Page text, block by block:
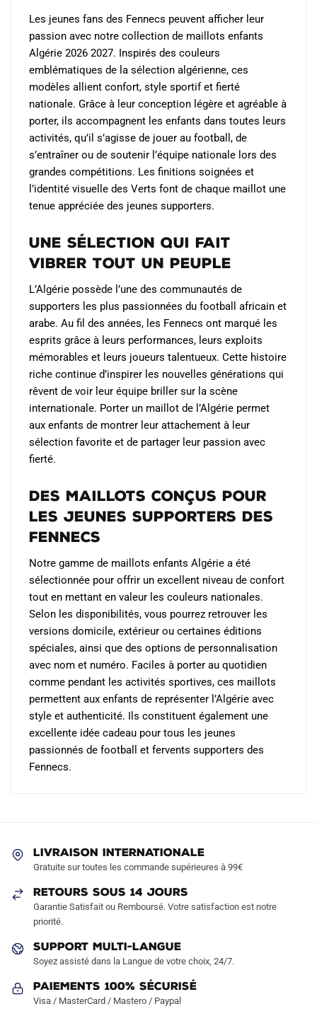
page
produit
sur
la
page
du
produit
Les jeunes fans des Fennecs peuvent afficher leur
passion avec notre collection de maillots enfants
Algérie 2026 2027. Inspirés des couleurs
emblématiques de la sélection algérienne, ces
modèles allient confort, style sportif et fierté
nationale. Grâce à leur conception légère et agréable à
porter, ils accompagnent les enfants dans toutes leurs
activités, qu’il s’agisse de jouer au football, de
s’entraîner ou de soutenir l’équipe nationale lors des
grandes compétitions. Les finitions soignées et
l’identité visuelle des Verts font de chaque maillot une
tenue appréciée des jeunes supporters.
Une sélection qui fait
vibrer tout un peuple
L’Algérie possède l’une des communautés de
supporters les plus passionnées du football africain et
arabe. Au fil des années, les Fennecs ont marqué les
esprits grâce à leurs performances, leurs exploits
mémorables et leurs joueurs talentueux. Cette histoire
riche continue d’inspirer les nouvelles générations qui
rêvent de voir leur équipe briller sur la scène
internationale. Porter un maillot de l’Algérie permet
aux enfants de montrer leur attachement à leur
sélection favorite et de partager leur passion avec
fierté.
Des maillots conçus pour
les jeunes supporters des
Fennecs
Notre gamme de maillots enfants Algérie a été
sélectionnée pour offrir un excellent niveau de confort
tout en mettant en valeur les couleurs nationales.
Selon les disponibilités, vous pourrez retrouver les
versions domicile, extérieur ou certaines éditions
spéciales, ainsi que des options de personnalisation
avec nom et numéro. Faciles à porter au quotidien
comme pendant les activités sportives, ces maillots
permettent aux enfants de représenter l’Algérie avec
style et authenticité. Ils constituent également une
excellente idée cadeau pour tous les jeunes
passionnés de football et fervents supporters des
Fennecs.
LIVRAISON INTERNATIONALE
Gratuite sur toutes les commande supérieures à 99€
RETOURS SOUS 14 JOURS
Garantie Satisfait ou Remboursé. Votre satisfaction est notre
priorité.
SUPPORT MULTI-LANGUE
Soyez assisté dans la Langue de votre choix, 24/7.
Paiements 100% Sécurisé
Visa / MasterCard / Mastero / Paypal